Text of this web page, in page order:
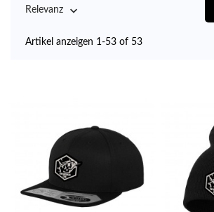
Relevanz 
Artikel anzeigen 1-53 of 53